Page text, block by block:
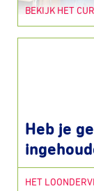
BEKIJK HET
Heb je
HET